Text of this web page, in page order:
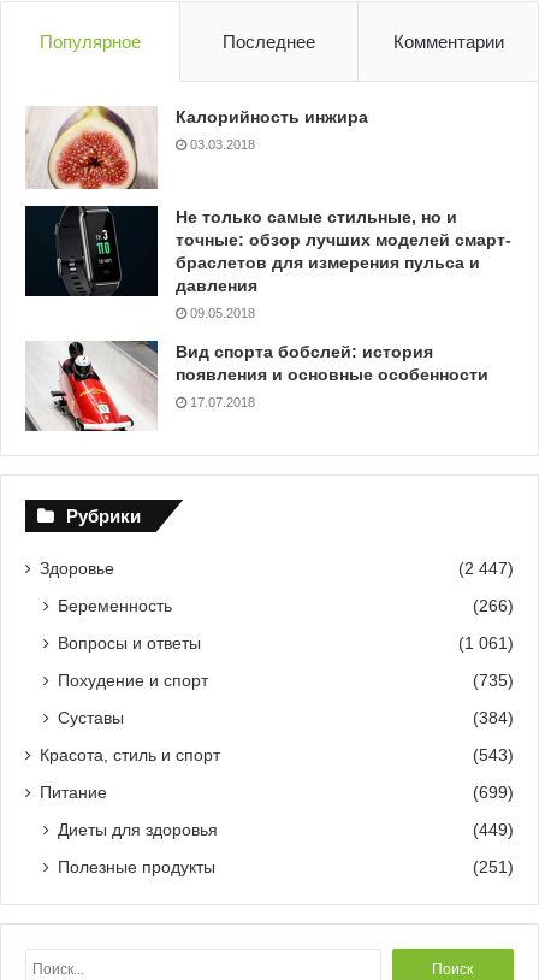
Популярное Последнее Комментарии
Калорийность инжира
03.03.2018
Не только самые стильные, но и
точные: обзор лучших моделей смарт-
браслетов для измерения пульса и
давления
09.05.2018
Вид спорта бобслей: история
появления и основные особенности
17.07.2018
Рубрики
Здоровье (2 447)
Беременность
(266)
Вопросы и ответы
(1 061)
Похудение и спорт
(735)
Суставы
(384)
Красота, стиль и спорт (543)
Питание (699)
Диеты для здоровья
(449)
Полезные продукты
(251)